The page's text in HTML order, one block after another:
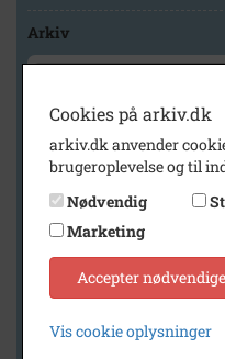
Arkiv
Geografi
Generelt
Vis kun med billeder
Vis kun med lydklip
Cookies på arkiv.dk
arkiv.dk anvender
brugeroplevelse og til
Nødvendig
Marketing
Accepter nødvendige
Vis cookie oplysninger